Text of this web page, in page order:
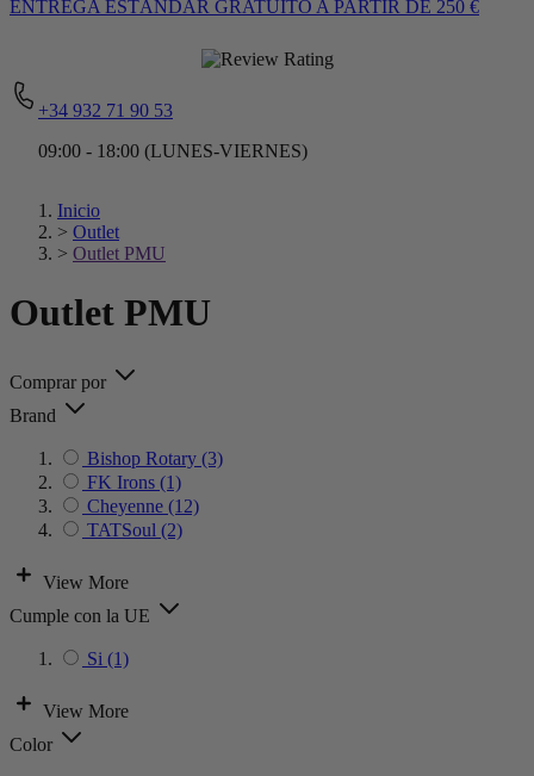
ENTREGA ESTÁNDAR GRATUITO A PARTIR DE 250 €
+34 932 71 90 53
09:00 - 18:00 (LUNES-VIERNES)
Inicio
> Outlet
> Outlet PMU
Outlet PMU
Comprar por
Brand
Bishop Rotary (3)
FK Irons (1)
Cheyenne (12)
TATSoul (2)
View More
Cumple con la UE
Si (1)
View More
Color